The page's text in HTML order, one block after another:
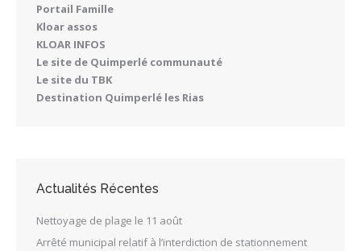
Portail Famille
Kloar assos
KLOAR INFOS
Le site de Quimperlé communauté
Le site du TBK
Destination Quimperlé les Rias
Actualités Récentes
Nettoyage de plage le 11 août
Arrêté municipal relatif à l’interdiction de stationnement